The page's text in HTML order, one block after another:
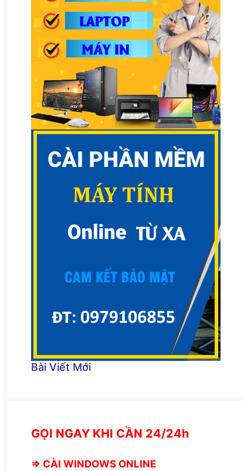
Bài Viết Mới
GỌI NGAY KHI CẦN 24/24h
⇒ CÀI WINDOWS ONLINE